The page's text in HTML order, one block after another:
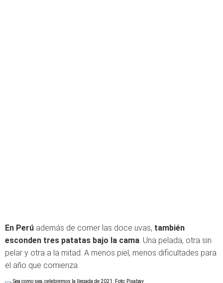
En Perú además de comer las doce uvas, también
esconden tres patatas bajo la cama. Una pelada, otra sin
pelar y otra a la mitad. A menos piel, menos dificultades para
el año que comienza.